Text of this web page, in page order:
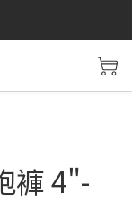
加入
褲 4"-